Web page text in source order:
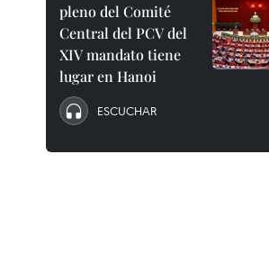
pleno del Comité
Central del PCV del
XIV mandato tiene
lugar en Hanoi
ESCUCHAR